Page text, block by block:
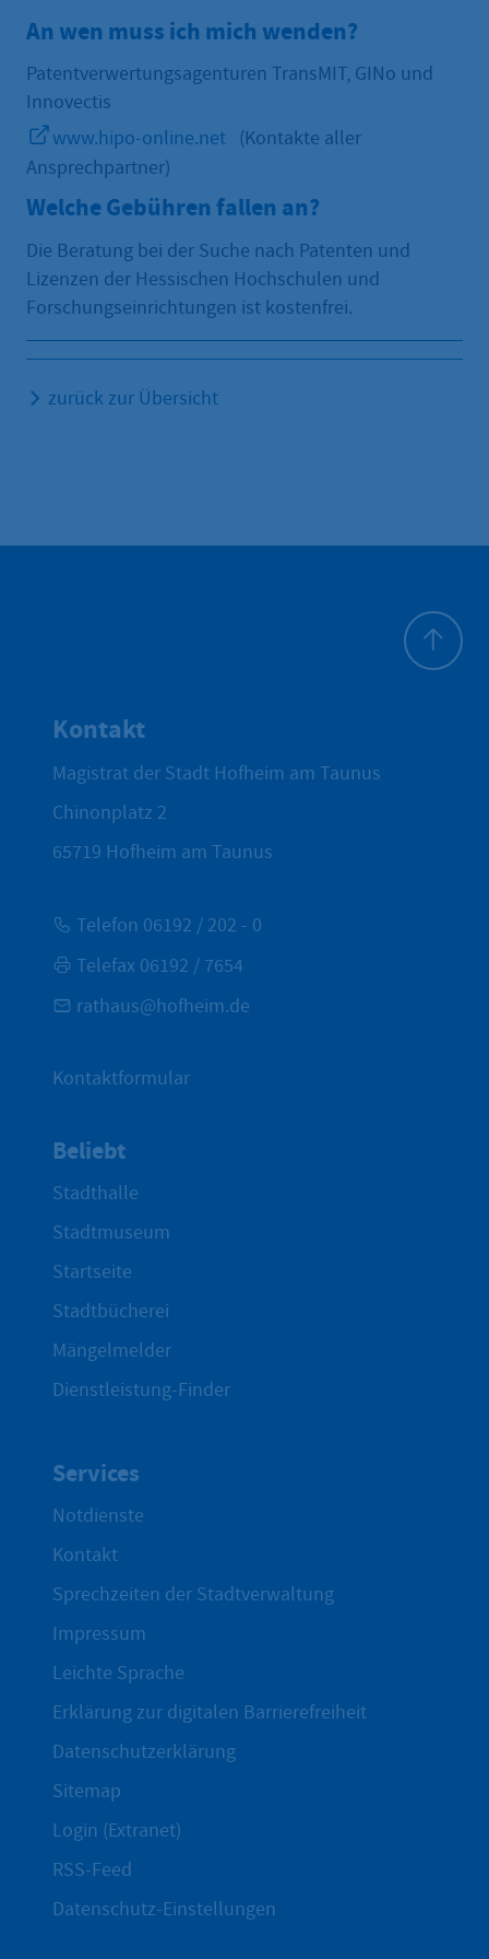
An wen muss ich mich wenden?
Patentverwertungsagenturen TransMIT, GINo und
Innovectis
www.hipo-online.net (Kontakte aller
Ansprechpartner)
Welche Gebühren fallen an?
Die Beratung bei der Suche nach Patenten und
Lizenzen der Hessischen Hochschulen und
Forschungseinrichtungen ist kostenfrei.
zurück zur Übersicht
Kontakt
Magistrat der Stadt Hofheim am Taunus
Chinonplatz 2
65719 Hofheim am Taunus
Telefon 06192 / 202 - 0
Telefax 06192 / 7654
rathaus@hofheim.de
Kontaktformular
Beliebt
Stadthalle
Stadtmuseum
Startseite
Stadtbücherei
Mängelmelder
Dienstleistung-Finder
Services
Notdienste
Kontakt
Sprechzeiten der Stadtverwaltung
Impressum
Leichte Sprache
Erklärung zur digitalen Barrierefreiheit
Datenschutzerklärung
Sitemap
Login (Extranet)
RSS-Feed
Datenschutz-Einstellungen